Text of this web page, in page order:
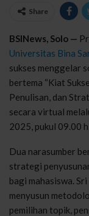
Share
BSINews, Solo —
Universitas Bina
sukses menggelar
bertema “Kiat
Penulisan, dan
secara virtual
2025, pukul 09.00
Dua narasumber
strategi
bagi mahasiswa.
menyusun
pemilihan topik,